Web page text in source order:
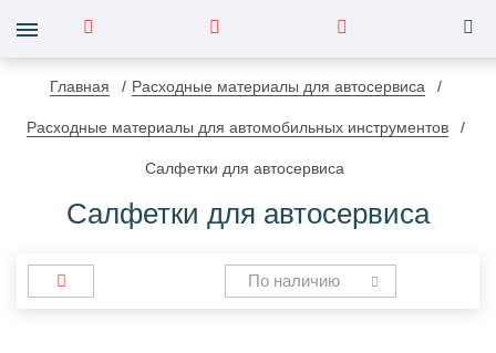
Главная Расходные материалы для автосервиса
Расходные материалы для автомобильных инструментов
Салфетки для автосервиса
Салфетки для автосервиса
По наличию